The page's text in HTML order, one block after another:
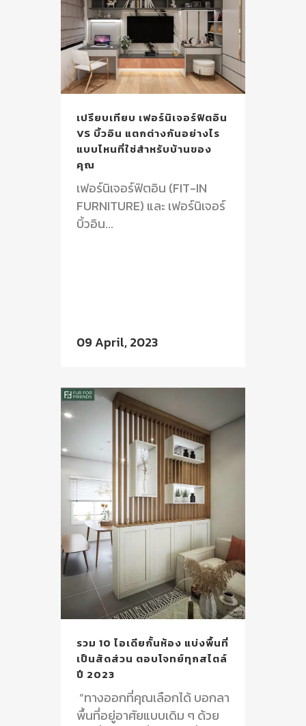
เปรียบเทียบ เฟอร์นิเจอร์ฟิตอิน
VS บิ้วอิน แตกต่างกันอย่างไร
แบบไหนที่ใช่สำหรับบ้านของ
คุณ
เฟอร์นิเจอร์ฟิตอิน (FIT-IN
FURNITURE) และ เฟอร์นิเจอร์
บิ้วอิน...
09 April, 2023
รวม 10 ไอเดียกั้นห้อง แบ่งพื้นที่
เป็นสัดส่วน ตอบโจทย์ทุกสไตล์
ปี 2023
“ทางออกที่คุณเลือกได้ บอกลา
พื้นที่อยู่อาศัยแบบเดิม ๆ ด้วย